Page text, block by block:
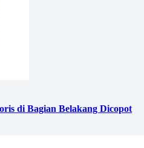
di Bagian Belakang Dicopot